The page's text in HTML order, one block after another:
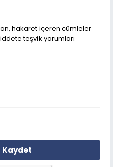
hakaret içeren cümleler
teşvik yorumları
Kaydet